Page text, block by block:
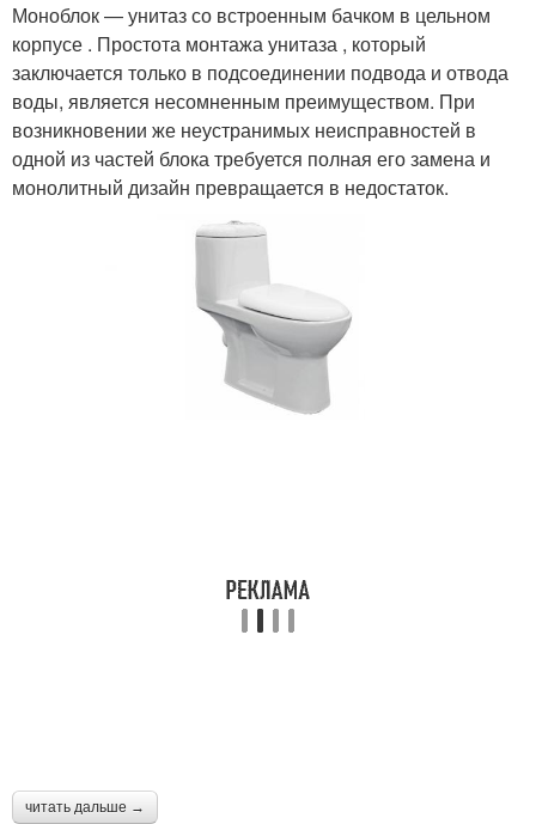
Моноблок — унитаз со встроенным бачком в цельном
корпусе . Простота монтажа унитаза , который
заключается только в подсоединении подвода и отвода
воды, является несомненным преимуществом. При
возникновении же неустранимых неисправностей в
одной из частей блока требуется полная его замена и
монолитный дизайн превращается в недостаток.
читать дальше →